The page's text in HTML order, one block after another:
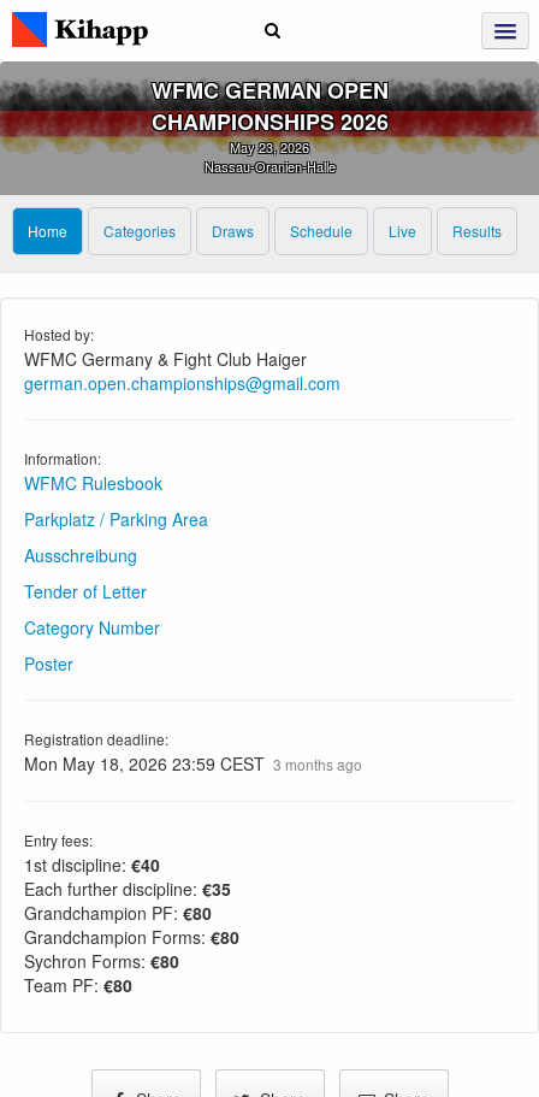
WFMC GERMAN OPEN
CHAMPIONSHIPS 2026
May 23, 2026
Nassau-Oranien-Halle
Home Categories Draws Schedule Live Results
Hosted by:
WFMC Germany & Fight Club Haiger
german.open.championships@gmail.com
Information:
WFMC Rulesbook
Parkplatz / Parking Area
Ausschreibung
Tender of Letter
Category Number
Poster
Registration deadline:
Mon May 18, 2026 23:59 CEST 3 months ago
Entry fees:
1st discipline: €40
Each further discipline: €35
Grandchampion PF: €80
Grandchampion Forms: €80
Sychron Forms: €80
Team PF: €80